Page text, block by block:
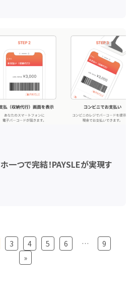
ホ一つで完結！PAYSLEが実現す
3 4 5 6 …
9
»